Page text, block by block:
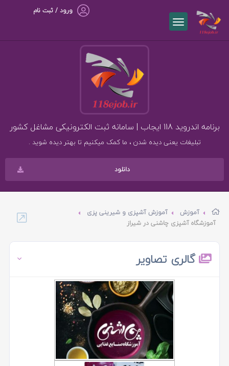
ورود / ثبت نام
برنامه اندروید 118 ایجاب | سامانه ثبت الکترونیکی مشاغل کشور
تبلیغات یعنی دیده شدن ، ما کمک میکنیم تا بهتر دیده شوید .
دانلود
آموزش
آموزش آشپزی و شیرینی پزی
آموزشگاه آشپزی چاشنی در شیراز
گالری تصاویر